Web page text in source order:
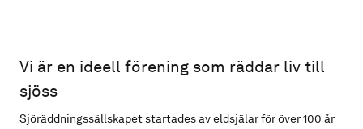
Vi är en ideell förening som räddar liv till
sjöss
Sjöräddningssällskapet startades av eldsjälar för över 100 år